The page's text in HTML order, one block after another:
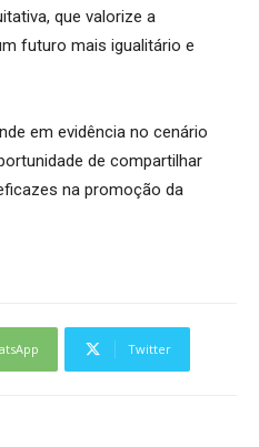
que valorize a
futuro mais igualitário e
em evidência no cenário
de compartilhar
na promoção da
Twitter